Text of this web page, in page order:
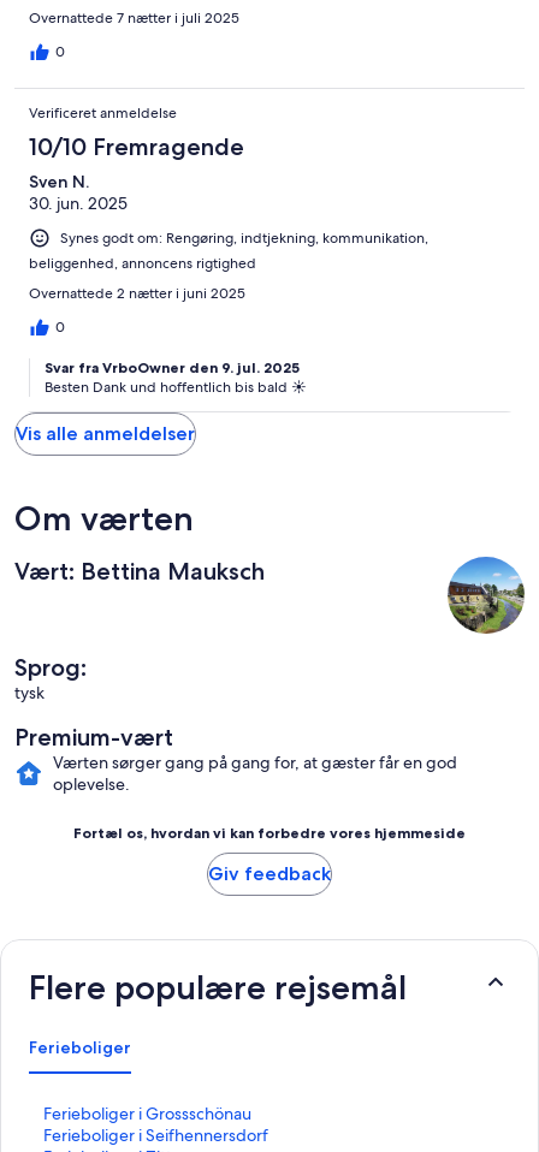
Overnattede 7 nætter i juli 2025
0
Verificeret anmeldelse
10/10 Fremragende
Sven N.
30. jun. 2025
Synes godt om: Rengøring, indtjekning, kommunikation,
beliggenhed, annoncens rigtighed
Overnattede 2 nætter i juni 2025
0
Svar fra VrboOwner den 9. jul. 2025
Besten Dank und hoffentlich bis bald ☀️
Vis alle anmeldelser
Om værten
Vært: Bettina Mauksch
Sprog:
tysk
Premium-vært
Værten sørger gang på gang for, at gæster får en god
oplevelse.
Fortæl os, hvordan vi kan forbedre vores hjemmeside
Giv feedback
Flere populære rejsemål
Ferieboliger
Ferieboliger i Grossschönau
L
iFerieboliger i Seifhennersdorf
L